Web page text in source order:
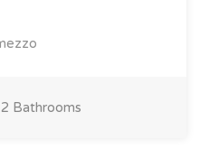
2 Bathrooms